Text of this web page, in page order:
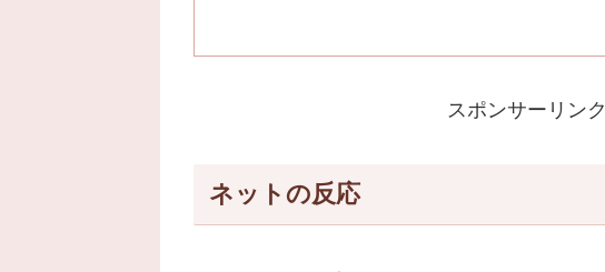
スポンサーリンク
ネットの反応